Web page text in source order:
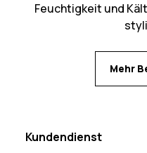
Feuchtigkeit und
Mehr
Kundendienst